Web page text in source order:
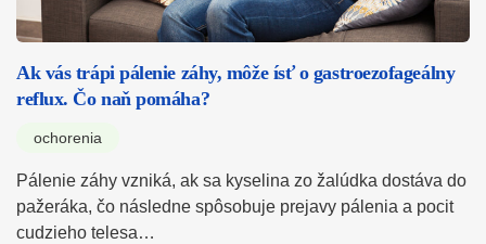
Ak vás trápi pálenie záhy, môže ísť o gastroezofageálny
reflux. Čo naň pomáha?
ochorenia
Pálenie záhy vzniká, ak sa kyselina zo žalúdka dostáva do
pažeráka, čo následne spôsobuje prejavy pálenia a pocit
cudzieho telesa…